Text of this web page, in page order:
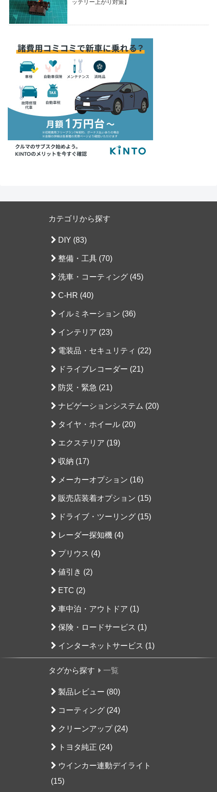
ッテリー上がり対策】
カテゴリから探す
DIY (83)
整備・工具 (70)
洗車・コーティング (45)
C-HR (40)
イルミネーション (36)
インテリア (23)
電装品・セキュリティ (22)
ドライブレコーダー (21)
防災・緊急 (21)
ナビゲーションシステム (20)
タイヤ・ホイール (20)
エクステリア (19)
収納 (17)
メーカーオプション (16)
販売店装着オプション (15)
ドライブ・ツーリング (15)
レーダー探知機 (4)
プリウス (4)
値引き (2)
ETC (2)
車中泊・アウトドア (1)
保険・ロードサービス (1)
インターネットサービス (1)
タグから探す 一覧
製品レビュー (80)
コーティング (24)
クリーンアップ (24)
トヨタ純正 (24)
ウインカー連動デイライト
(15)